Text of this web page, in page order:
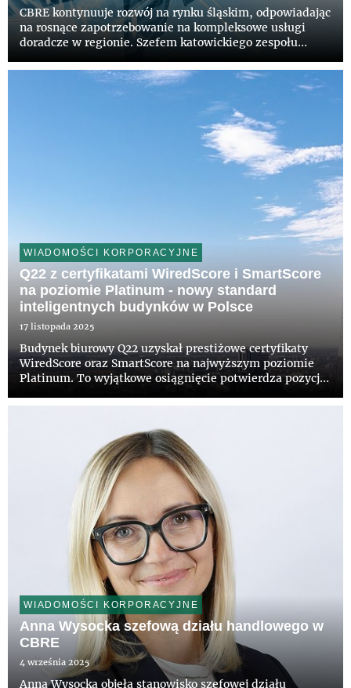
CBRE kontynuuje rozwój na rynku śląskim, odpowiadając
na rosnące zapotrzebowanie na kompleksowe usługi
doradcze w regionie. Szefem katowickiego zespołu
strategii najmu oraz koordynację projektów dla
kluczowych klientów. Aga...
WIADOMOŚCI KORPORACYJNE
Q22 z certyfikatami WiredScore i SmartScore
na poziomie Platinum - nowy standard
inteligentnych budynków w Polsce
17 listopada 2025
Budynek biurowy Q22 uzyskał prestiżowe certyfikaty
WiredScore oraz SmartScore na najwyższym poziomie
Platinum. To wyjątkowe osiągnięcie potwierdza pozycję
WIADOMOŚCI KORPORACYJNE
Anna Wysocka szefową działu handlowego w
CBRE
4 września 2025
Anna Wysocka objęła stanowisko szefowej działu